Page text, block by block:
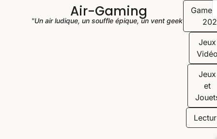
Air-Gaming
"Un air ludique, un souffle épique, un vent geek"
Jeux
Jeux
et